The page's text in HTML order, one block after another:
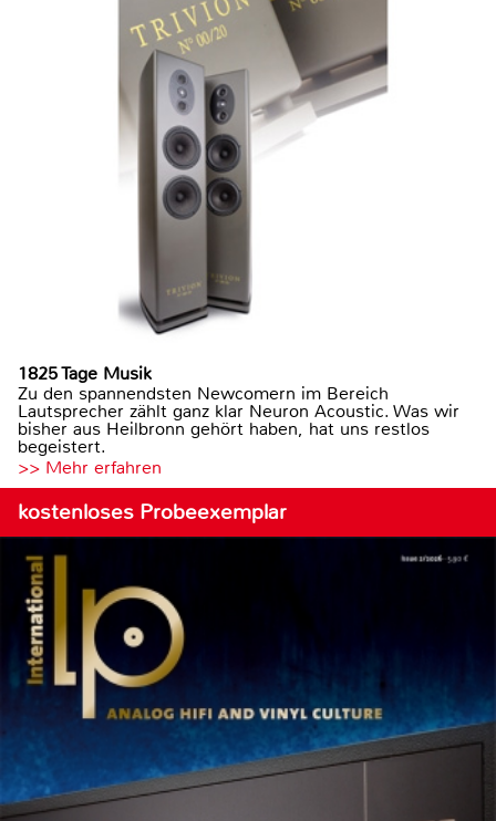
1825 Tage Musik
Zu den spannendsten Newcomern im Bereich
Lautsprecher zählt ganz klar Neuron Acoustic. Was wir
bisher aus Heilbronn gehört haben, hat uns restlos
begeistert.
>> Mehr erfahren
kostenloses Probeexemplar